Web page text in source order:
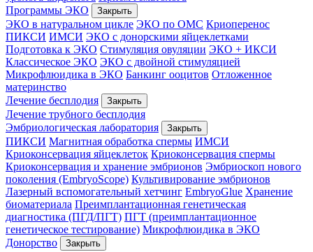
Программы ЭКО
Закрыть
ЭКО в натуральном цикле ЭКО по ОМС Криоперенос
ПИКСИ ИМСИ ЭКО с донорскими яйцеклетками
Подготовка к ЭКО Стимуляция овуляции ЭКО + ИКСИ
Классическое ЭКО ЭКО с двойной стимуляцией
Микрофлюидика в ЭКО Банкинг ооцитов Отложенное
материнство
Лечение бесплодия
Закрыть
Лечение трубного бесплодия
Эмбриологическая лаборатория
Закрыть
ПИКСИ Магнитная обработка спермы ИМСИ
Криоконсервация яйцеклеток Криоконсервация спермы
Криоконсервация и хранение эмбрионов Эмбриоскоп нового
поколения (EmbryoScope) Культивирование эмбрионов
Лазерный вспомогательный хетчинг EmbryoGlue Хранение
биоматериала Преимплантационная генетическая
диагностика (ПГД/ПГТ) ПГТ (преимплантационное
генетическое тестирование) Микрофлюидика в ЭКО
Донорство
Закрыть